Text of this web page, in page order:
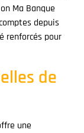
Ma Banque
depuis
renforcés pour
de
une